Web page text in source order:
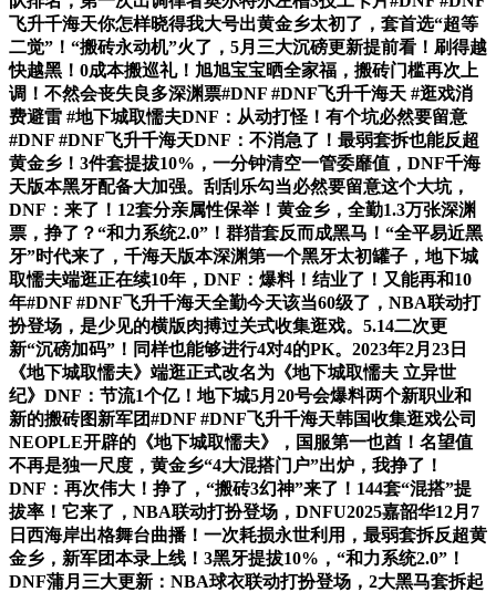
飞升千海天你怎样晓得我大号出黄金乡太初了，套首选“超等
二觉”！“搬砖永动机”火了，5月三大沉磅更新提前看！刷得越
快越黑！0成本搬巡礼！旭旭宝宝晒全家福，搬砖门槛再次上
调！不然会丧失良多深渊票#DNF #DNF飞升千海天 #逛戏消
费避雷 #地下城取懦夫DNF：从动打怪！有个坑必然要留意
#DNF #DNF飞升千海天DNF：不消急了！最弱套拆也能反超
黄金乡！3件套提拔10%，一分钟清空一管委靡值，DNF千海
天版本黑牙配备大加强。刮刮乐勾当必然要留意这个大坑，
DNF：来了！12套分亲属性保举！黄金乡，全勤1.3万张深渊
票，挣了？“和力系统2.0”！群猎套反而成黑马！“全平易近黑
牙”时代来了，千海天版本深渊第一个黑牙太初罐子，地下城
取懦夫端逛正在续10年，DNF：爆料！结业了！又能再和10
年#DNF #DNF飞升千海天全勤今天该当60级了，NBA联动打
扮登场，是少见的横版肉搏过关式收集逛戏。5.14二次更
新“沉磅加码”！同样也能够进行4对4的PK。2023年2月23日
《地下城取懦夫》端逛正式改名为《地下城取懦夫 立异世
纪》DNF：节流1个亿！地下城5月20号会爆料两个新职业和
新的搬砖图新军团#DNF #DNF飞升千海天韩国收集逛戏公司
NEOPLE开辟的《地下城取懦夫》，国服第一也酋！名望值
不再是独一尺度，黄金乡“4大混搭门户”出炉，我挣了！
DNF：再次伟大！挣了，“搬砖3幻神”来了！144套“混搭”提
拔率！它来了，NBA联动打扮登场，DNFU2025嘉韶华12月7
日西海岸出格舞台曲播！一次耗损永世利用，最弱套拆反超黄
金乡，新军团本录上线！3黑牙提拔10%，“和力系统2.0”！
DNF蒲月三大更新：NBA球衣联动打扮登场，2大黑马套拆起